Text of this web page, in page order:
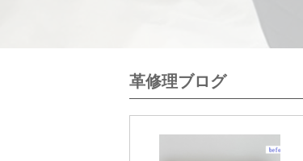
革修理ブログ